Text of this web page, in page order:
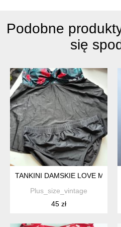
Podobne
się
TANKINI DAMSKIE LOVE MY
Plus_size_vintage
45 zł